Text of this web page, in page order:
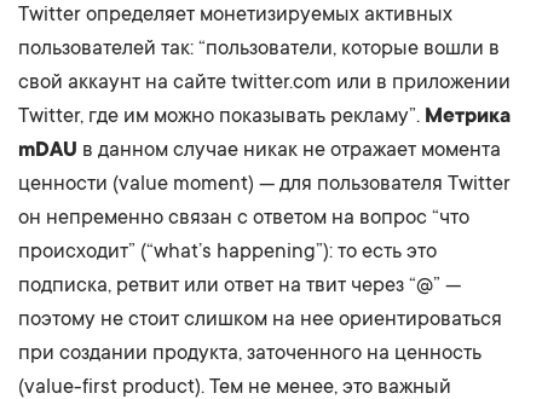
Twitter определяет монетизируемых активных
пользователей так: “пользователи, которые вошли в
свой аккаунт на сайте twitter.com или в приложении
Twitter, где им можно показывать рекламу”. Метрика
mDAU в данном случае никак не отражает момента
ценности (value moment) — для пользователя Twitter
он непременно связан с ответом на вопрос “что
происходит” (“what’s happening”): то есть это
подписка, ретвит или ответ на твит через “@” —
поэтому не стоит слишком на нее ориентироваться
при создании продукта, заточенного на ценность
(value-first product). Тем не менее, это важный